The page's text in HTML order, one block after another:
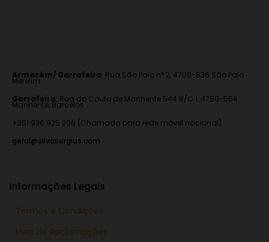
Armazém/ Garrafeira: Rua São Paio n° 2, 4700-836 São Paio
Merelim
Garrafeira: Rua do Couto de Manhente 544 R/C 1, 4750-554
Manhente, Barcelos
+351 936 925 206 (Chamada para rede móvel nacional)
geral@silvasergius.com
Informações Legais
Termos e Condições
Livro de Reclamações